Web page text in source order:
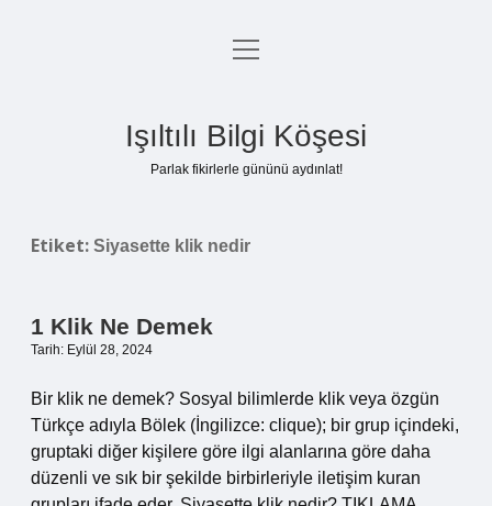
Anasayfa
Yasal Uyarı
menüyü
Işıltılı Bilgi Köşesi
Parlak fikirlerle gününü aydınlat!
Etiket: Siyasette klik nedir
1 Klik Ne Demek
Tarih: Eylül 28, 2024
Bir klik ne demek? Sosyal bilimlerde klik veya özgün
Türkçe adıyla Bölek (İngilizce: clique); bir grup içindeki,
gruptaki diğer kişilere göre ilgi alanlarına göre daha
düzenli ve sık bir şekilde birbirleriyle iletişim kuran